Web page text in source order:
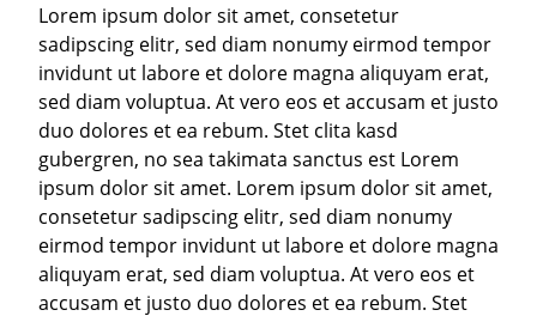
Lorem ipsum dolor sit amet, consetetur
sadipscing elitr, sed diam nonumy eirmod tempor
invidunt ut labore et dolore magna aliquyam erat,
sed diam voluptua. At vero eos et accusam et justo
duo dolores et ea rebum. Stet clita kasd
gubergren, no sea takimata sanctus est Lorem
ipsum dolor sit amet. Lorem ipsum dolor sit amet,
consetetur sadipscing elitr, sed diam nonumy
eirmod tempor invidunt ut labore et dolore magna
aliquyam erat, sed diam voluptua. At vero eos et
accusam et justo duo dolores et ea rebum. Stet